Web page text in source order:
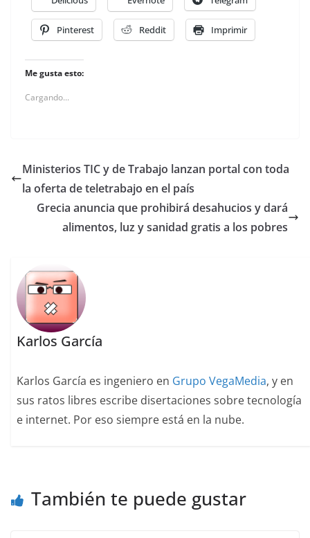
Pinterest Reddit Imprimir
Me gusta esto:
Cargando...
Ministerios TIC y de Trabajo lanzan portal con toda
la oferta de teletrabajo en el país
Grecia anuncia que prohibirá desahucios y dará
alimentos, luz y sanidad gratis a los pobres
Karlos García
Karlos García es ingeniero en Grupo VegaMedia, y en
sus ratos libres escribe disertaciones sobre tecnología
e internet. Por eso siempre está en la nube.
También te puede gustar